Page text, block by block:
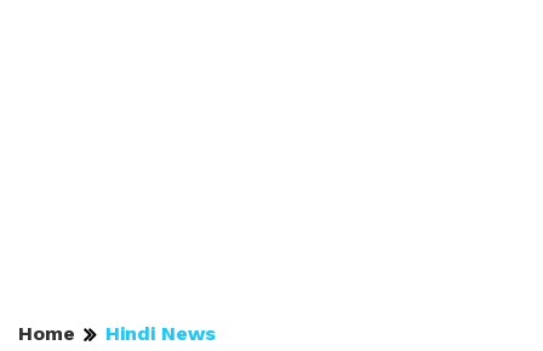
Home Hindi News